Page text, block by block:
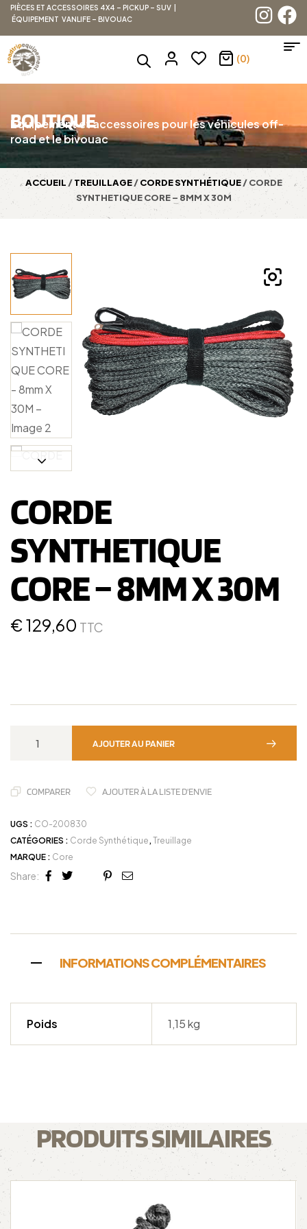
PIÈCES ET ACCESSOIRES 4X4 – PICKUP – SUV |
ÉQUIPEMENT VANLIFE – BIVOUAC
(0)
BOUTIQUE
Équipement et accessoires pour les véhicules off-
road et le bivouac
ACCUEIL /TREUILLAGE/CORDE SYNTHÉTIQUE/ CORDE
SYNTHETIQUE CORE – 8MM X 30M
CORDE
SYNTHETIQUE
CORE – 8MM X 30M
€ 129,60 TTC
AJOUTER AU PANIER
COMPARER AJOUTER À LA LISTE D'ENVIE
UGS : CO-200830
CATÉGORIES : Corde Synthétique,Treuillage
MARQUE : Core
Share:
Facebook
TwitterLinkedin
Google+
Pinterest
Email
INFORMATIONS COMPLÉMENTAIRES
Poids 1,15 kg
PRODUITS SIMILAIRES